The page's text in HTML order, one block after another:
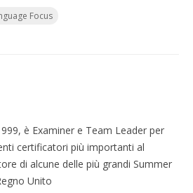
Focus
è Examiner e Team Leader per
certificatori più importanti al
di alcune delle più grandi Summer
Unito